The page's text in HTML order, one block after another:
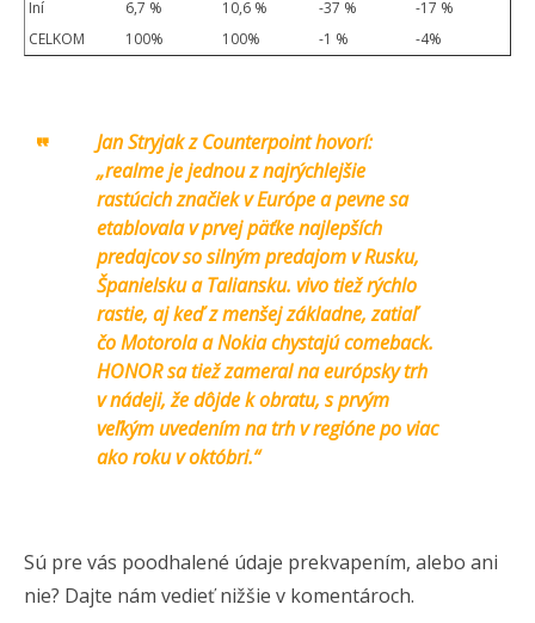
Iní
6,7 % 10,6 % -37 %
-17 %
CELKOM
100% 100% -1 % -4%
Jan Stryjak z Counterpoint hovorí:
„realme je jednou z najrýchlejšie
rastúcich značiek v Európe a pevne sa
etablovala v prvej päťke najlepších
predajcov so silným predajom v Rusku,
Španielsku a Taliansku. vivo tiež rýchlo
rastie, aj keď z menšej základne, zatiaľ
čo Motorola a Nokia chystajú comeback.
HONOR sa tiež zameral na európsky trh
v nádeji, že dôjde k obratu, s prvým
veľkým uvedením na trh v regióne po viac
ako roku v októbri.“
Sú pre vás poodhalené údaje prekvapením, alebo ani
nie? Dajte nám vedieť nižšie v komentároch.